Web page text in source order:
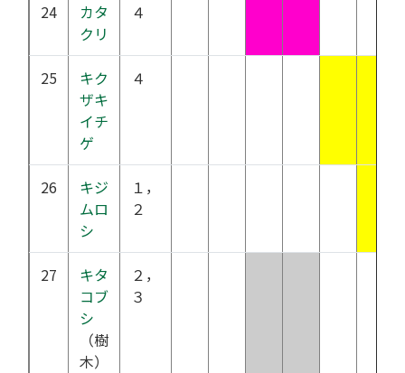
24
カタ
クリ
４
25
キク
ザキ
イチ
ゲ
４
26
キジ
ムロ
シ
１，
２
27
キタ
コブ
シ
（樹
木）
２，
３